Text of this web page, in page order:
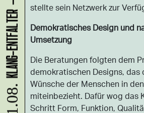
stellte sein Netzwerk zur
Demokratisches Design und
Umsetzung
Die Beratungen folgten dem
demokratischen Designs, das
Wünsche der Menschen in
miteinbezieht. Dafür wog das
Schritt Form, Funktion,